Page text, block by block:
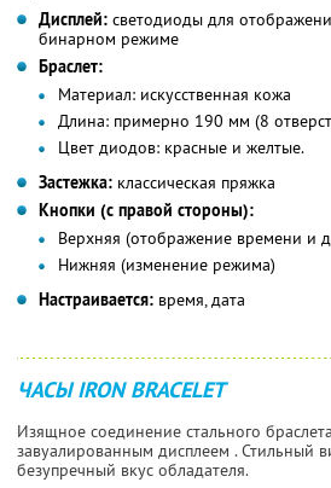
Дисплей: светодиоды для
бинарном режиме
Браслет:
Материал: искусственная кожа
Длина: примерно 190 мм (8
Цвет диодов: красные и желтые.
Застежка: классическая пряжка
Кнопки (с правой стороны):
Верхняя (отображение времени и
Нижняя (изменение режима)
Настраивается: время, дата
ЧАСЫ IRON BRACELET
Изящное соединение стального
завуалированным дисплеем . Стильный
безупречный вкус обладателя.